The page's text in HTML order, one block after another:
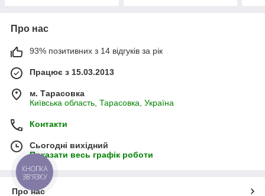
Про нас
93% позитивних з 14 відгуків за рік
Працює з 15.03.2013
м. Тарасовка
Київська область, Тарасовка, Україна
Контакти
Сьогодні вихідний
Показати весь графік роботи
Про нас
КНОПКА
ЗВ'ЯЗКУ